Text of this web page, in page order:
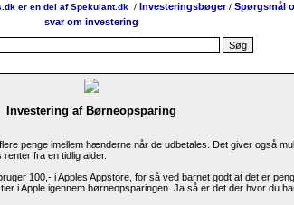
/ Investeringsbøger/ Spørgsmål
svar om investering
Investering af Børneopsparing
penge imellem hænderne når de udbetales. Det giver også
fra en tidlig alder.
100,- i Apples Appstore, for så ved barnet godt at det er
i Apple igennem børneopsparingen. Ja så er det der hvor du